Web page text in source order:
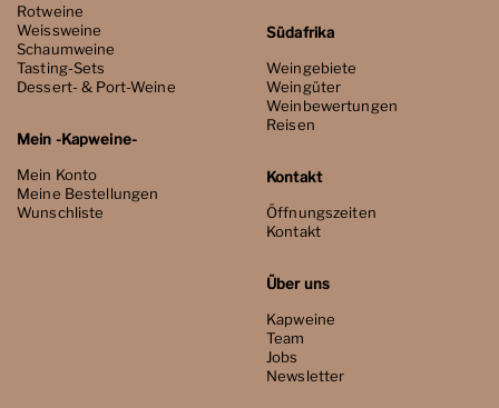
Rotweine
Weissweine
Schaumweine
Tasting-Sets
Dessert- & Port-Weine
Mein -Kapweine-
Mein Konto
Meine Bestellungen
Wunschliste
Südafrika
Weingebiete
Weingüter
Weinbewertungen
Reisen
Kontakt
Öffnungszeiten
Kontakt
Über uns
Kapweine
Team
Jobs
Newsletter